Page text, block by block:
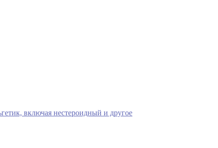
включая нестероидный и другое